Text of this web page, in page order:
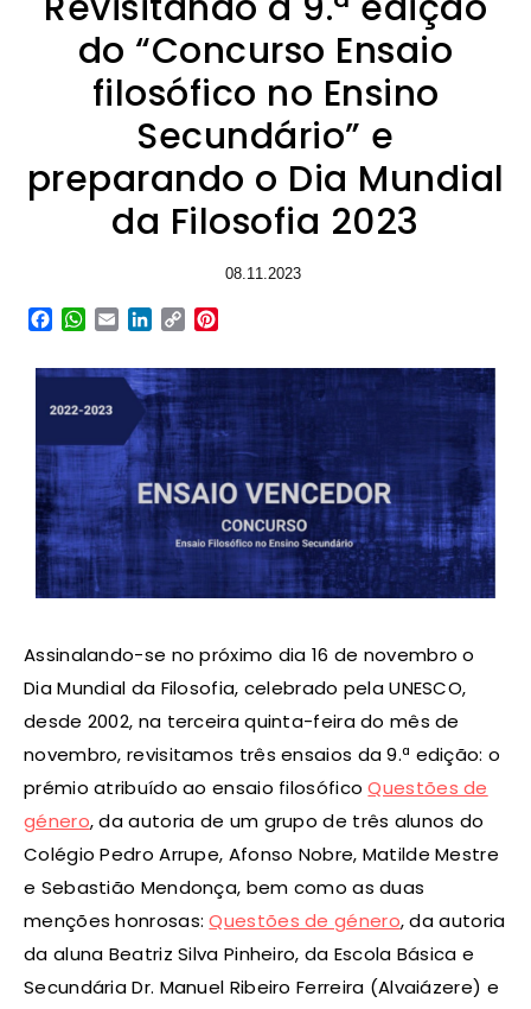
do “Concurso Ensaio
filosófico no Ensino
Secundário” e
preparando o Dia Mundial
da Filosofia 2023
08.11.2023
Facebook
WhatsApp
EmailLinkedIn
Copy
Assinalando-se no próximo dia 16 de novembro o
Dia Mundial da Filosofia, celebrado pela UNESCO,
desde 2002, na terceira quinta-feira do mês de
novembro, revisitamos três ensaios da 9.ª edição: o
prémio atribuído ao ensaio filosóficoQuestões de
género, da autoria de um grupo de três alunos do
Colégio Pedro Arrupe, Afonso Nobre, Matilde Mestre
e Sebastião Mendonça, bem como as duas
menções honrosas:Questões de género, da autoria
da aluna Beatriz Silva Pinheiro, da Escola Básica e
Secundária Dr. Manuel Ribeiro Ferreira (Alvaiázere) e